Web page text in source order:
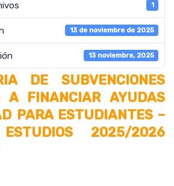
1
13 de noviembre de 2025
13 noviembre, 2025
DE SUBVENCIONES
A FINANCIAR AYUDAS
PARA ESTUDIANTES –
ESTUDIOS 2025/2026